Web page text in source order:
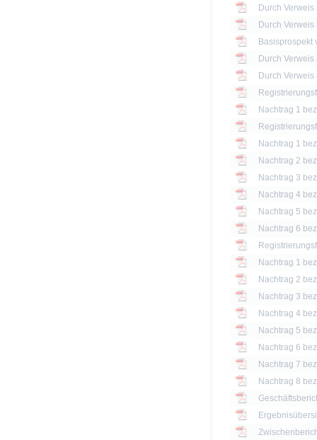
Basisprospekt
Nachtrag 1
Nachtrag 1
Nachtrag 2
Nachtrag 3
Nachtrag 4
Nachtrag 5
Nachtrag 6
Nachtrag 1
Nachtrag 2
Nachtrag 3
Nachtrag 4
Nachtrag 5
Nachtrag 6
Nachtrag 7
Nachtrag 8